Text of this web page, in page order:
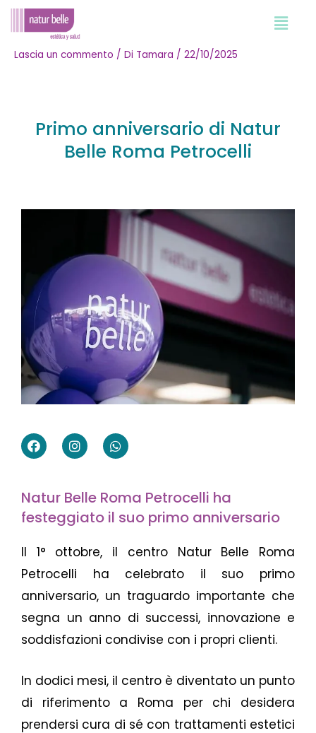
Vai
Lascia un commento / Di Tamara / 22/10/2025
Primo anniversario di Natur
Belle Roma Petrocelli
F
a
c
o
o
k
I
n
s
a
g
r
a
W
h
a
a
p
p
Natur Belle Roma Petrocelli ha
festeggiato il suo primo anniversario
Il 1° ottobre, il centro Natur Belle Roma
Petrocelli ha celebrato il suo primo
anniversario, un traguardo importante che
segna un anno di successi, innovazione e
soddisfazioni condivise con i propri clienti.
In dodici mesi, il centro è diventato un punto
di riferimento a Roma per chi desidera
prendersi cura di sé con trattamenti estetici
Navigazione